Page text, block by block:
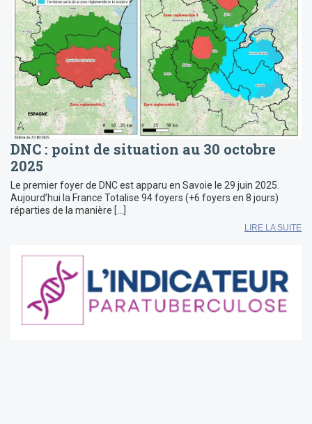
DNC : point de situation au 30 octobre
2025
Le premier foyer de DNC est apparu en Savoie le 29 juin 2025.
Aujourd’hui la France Totalise 94 foyers (+6 foyers en 8 jours)
réparties de la manière […]
LIRE LA SUITE